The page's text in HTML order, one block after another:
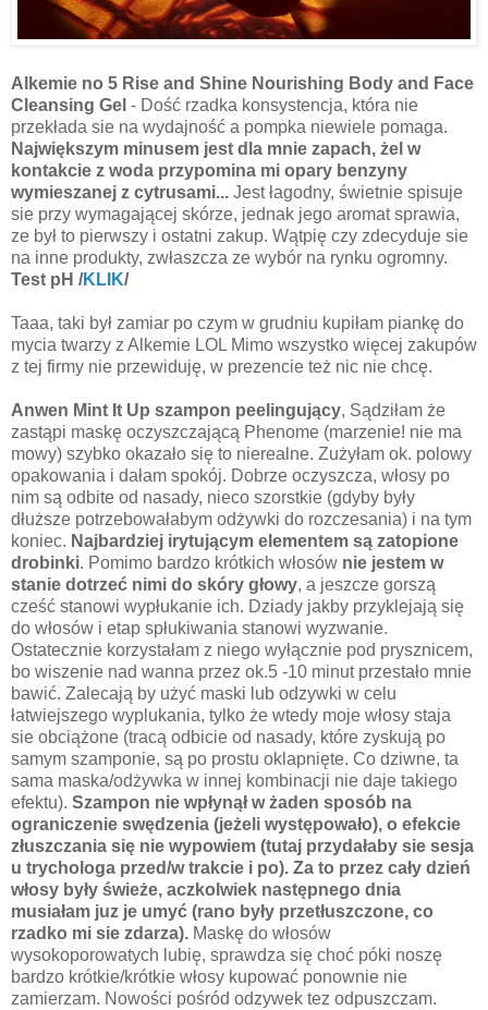
Alkemie no 5 Rise and Shine Nourishing Body and Face
Cleansing Gel - Dość rzadka konsystencja, która nie
przekłada sie na wydajność a pompka niewiele pomaga.
Największym minusem jest dla mnie zapach, żel w
kontakcie z woda przypomina mi opary benzyny
wymieszanej z cytrusami... Jest łagodny, świetnie spisuje
sie przy wymagającej skórze, jednak jego aromat sprawia,
ze był to pierwszy i ostatni zakup. Wątpię czy zdecyduje sie
na inne produkty, zwłaszcza ze wybór na rynku ogromny.
Test pH /KLIK/
Taaa, taki był zamiar po czym w grudniu kupiłam piankę do
mycia twarzy z Alkemie LOL Mimo wszystko więcej zakupów
z tej firmy nie przewiduję, w prezencie też nic nie chcę.
Anwen Mint It Up szampon peelingujący, Sądziłam że
zastąpi maskę oczyszczającą Phenome (marzenie! nie ma
mowy) szybko okazało się to nierealne. Zużyłam ok. polowy
opakowania i dałam spokój. Dobrze oczyszcza, włosy po
nim są odbite od nasady, nieco szorstkie (gdyby były
dłuższe potrzebowałabym odżywki do rozczesania) i na tym
koniec. Najbardziej irytującym elementem są zatopione
drobinki. Pomimo bardzo krótkich włosów nie jestem w
stanie dotrzeć nimi do skóry głowy, a jeszcze gorszą
cześć stanowi wypłukanie ich. Dziady jakby przyklejają się
do włosów i etap spłukiwania stanowi wyzwanie.
Ostatecznie korzystałam z niego wyłącznie pod prysznicem,
bo wiszenie nad wanna przez ok.5 -10 minut przestało mnie
bawić. Zalecają by użyć maski lub odzywki w celu
łatwiejszego wyplukania, tylko że wtedy moje włosy staja
sie obciążone (tracą odbicie od nasady, które zyskują po
samym szamponie, są po prostu oklapnięte. Co dziwne, ta
sama maska/odżywka w innej kombinacji nie daje takiego
efektu). Szampon nie wpłynął w żaden sposób na
ograniczenie swędzenia (jeżeli występowało), o efekcie
złuszczania się nie wypowiem (tutaj przydałaby sie sesja
u trychologa przed/w trakcie i po). Za to przez cały dzień
włosy były świeże, aczkolwiek następnego dnia
musiałam juz je umyć (rano były przetłuszczone, co
rzadko mi sie zdarza). Maskę do włosów
wysokoporowatych lubię, sprawdza się choć póki noszę
bardzo krótkie/krótkie włosy kupować ponownie nie
zamierzam. Nowości pośród odzywek tez odpuszczam.